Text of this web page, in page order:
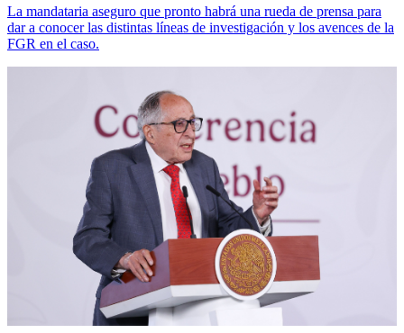
La mandataria aseguro que pronto habrá una rueda de prensa para
dar a conocer las distintas líneas de investigación y los avences de la
FGR en el caso.